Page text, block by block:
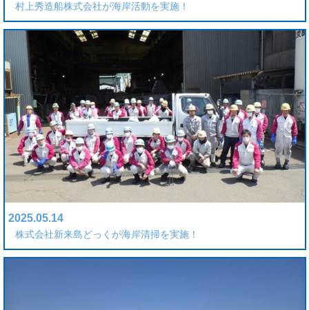
村上秀造船株式会社が海岸活動を実施！
2025.05.14
株式会社新来島どっくが海岸清掃を実施！